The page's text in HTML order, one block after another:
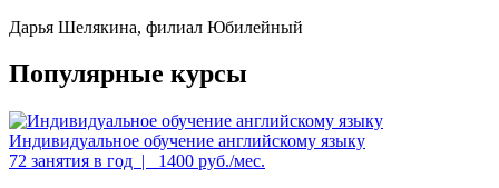
Дарья Шелякина, филиал Юбилейный
Популярные курсы
Индивидуальное обучение английскому языку
72 занятия в год | 1400 руб./мес.